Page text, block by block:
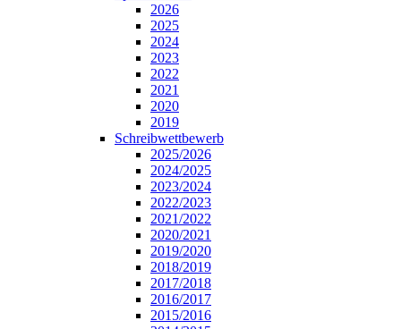
2026
2025
2024
2023
2022
2021
2020
2019
Schreibwettbewerb
2025/2026
2024/2025
2023/2024
2022/2023
2021/2022
2020/2021
2019/2020
2018/2019
2017/2018
2016/2017
2015/2016